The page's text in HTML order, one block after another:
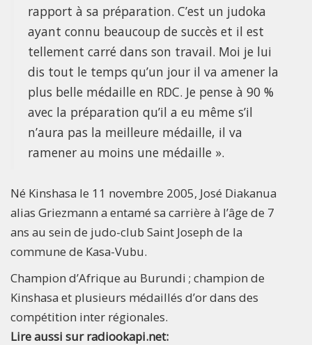
rapport à sa préparation. C’est un judoka
ayant connu beaucoup de succès et il est
tellement carré dans son travail. Moi je lui
dis tout le temps qu’un jour il va amener la
plus belle médaille en RDC. Je pense à 90 %
avec la préparation qu’il a eu même s’il
n’aura pas la meilleure médaille, il va
ramener au moins une médaille ».
Né Kinshasa le 11 novembre 2005, José Diakanua
alias Griezmann a entamé sa carrière à l’âge de 7
ans au sein de judo-club Saint Joseph de la
commune de Kasa-Vubu.
Champion d’Afrique au Burundi ; champion de
Kinshasa et plusieurs médaillés d’or dans des
compétition inter régionales.
Lire aussi sur radiookapi.net: